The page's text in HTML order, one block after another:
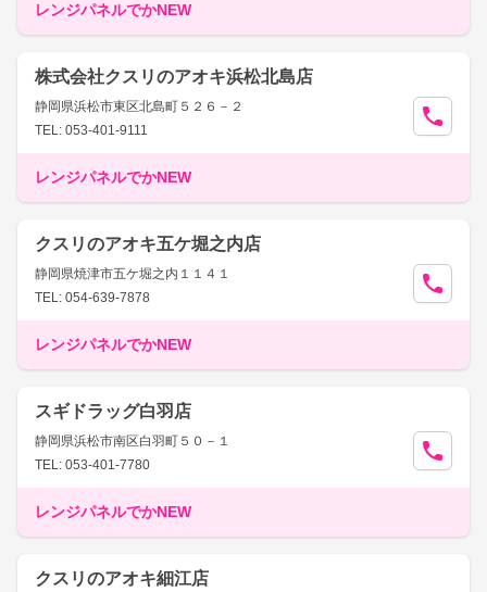
レンジパネルでかNEW
株式会社クスリのアオキ浜松北島店
静岡県浜松市東区北島町５２６－２
TEL: 053-401-9111
レンジパネルでかNEW
クスリのアオキ五ケ堀之内店
静岡県焼津市五ケ堀之内１１４１
TEL: 054-639-7878
レンジパネルでかNEW
スギドラッグ白羽店
静岡県浜松市南区白羽町５０－１
TEL: 053-401-7780
レンジパネルでかNEW
クスリのアオキ細江店